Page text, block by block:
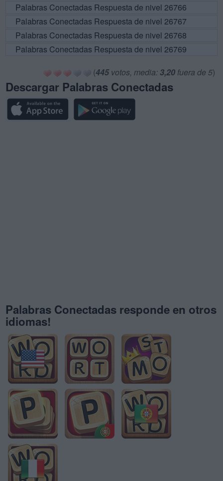
Palabras Conectadas Respuesta de nivel 26766
Palabras Conectadas Respuesta de nivel 26767
Palabras Conectadas Respuesta de nivel 26768
Palabras Conectadas Respuesta de nivel 26769
(445votos, media: 3,20 fuera de 5)
Descargar Palabras Conectadas
Palabras Conectadas responde en otros
idiomas!